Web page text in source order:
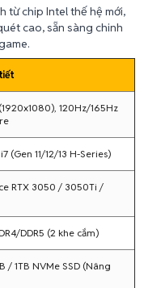
từ chip Intel thế hệ mới,
cao, sẵn sàng chinh
120Hz/165Hz
(Gen 11/12/13 H-Series)
RTX 3050 / 3050Ti /
DDR5 (2 khe cắm)
/ 1TB NVMe SSD (Nâng